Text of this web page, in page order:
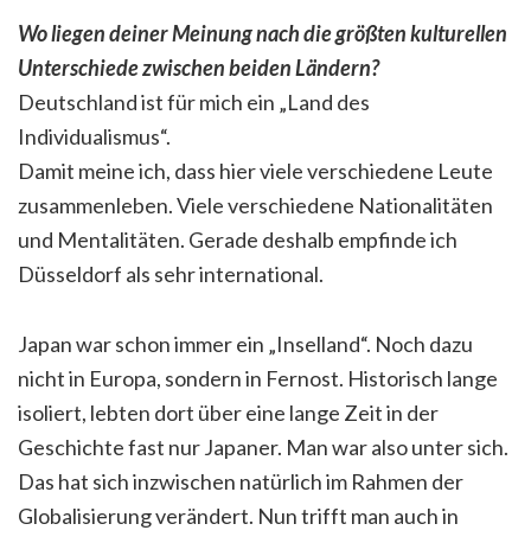
Wo liegen deiner Meinung nach die größten kulturellen
Unterschiede zwischen beiden Ländern?
Deutschland ist für mich ein „Land des
Individualismus“.
Damit meine ich, dass hier viele verschiedene Leute
zusammenleben. Viele verschiedene Nationalitäten
und Mentalitäten. Gerade deshalb empfinde ich
Düsseldorf als sehr international.
Japan war schon immer ein „Inselland“. Noch dazu
nicht in Europa, sondern in Fernost. Historisch lange
isoliert, lebten dort über eine lange Zeit in der
Geschichte fast nur Japaner. Man war also unter sich.
Das hat sich inzwischen natürlich im Rahmen der
Globalisierung verändert. Nun trifft man auch in